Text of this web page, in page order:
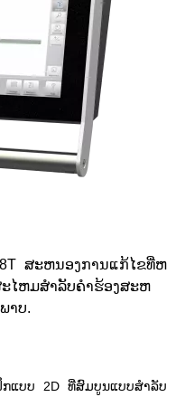
ສະຫນອງການແກ້ໄຂທີ່ຫ
ໄຫມສໍາລັບຄໍາຮ້ອງສະຫ
າບ.
ກແບບ 2D ທີ່ສົມບູນແບບສຳລັບ